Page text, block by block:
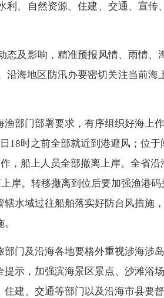
、自然资源、住建、交通、宣传
及影响，精准预报风情、雨情、
海地区防汛办要密切关注当前海
渔部门部署要求，有序组织好海上
日 18时之前全部就近到港避风；位
，船上人员全部撤离上岸。全省
岸。转移撤离到位后要加强渔港
水域过往船舶落实好防台风措施
门及沿海各地要格外重视涉海涉
示，加强滨海景区景点、沙滩浴
建、交通等部门以及沿海市县要